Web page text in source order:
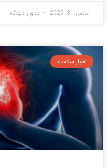
مارس 31, 2025 بدون دیدگاه
اخبار سلامت